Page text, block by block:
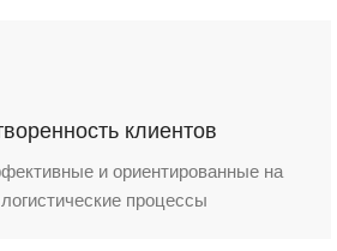
клиентов
и ориентированные на
процессы